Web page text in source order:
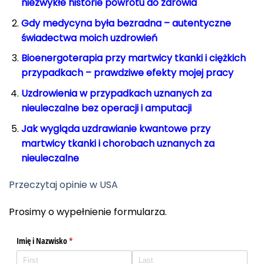
niezwykłe historie powrotu do zdrowia
Gdy medycyna była bezradna – autentyczne
świadectwa moich uzdrowień
Bioenergoterapia przy martwicy tkanki i ciężkich
przypadkach – prawdziwe efekty mojej pracy
Uzdrowienia w przypadkach uznanych za
nieuleczalne bez operacji i amputacji
Jak wygląda uzdrawianie kwantowe przy
martwicy tkanki i chorobach uznanych za
nieuleczalne
Przeczytaj opinie w USA
Prosimy o wypełnienie formularza.
Imię i Nazwisko*
(required)